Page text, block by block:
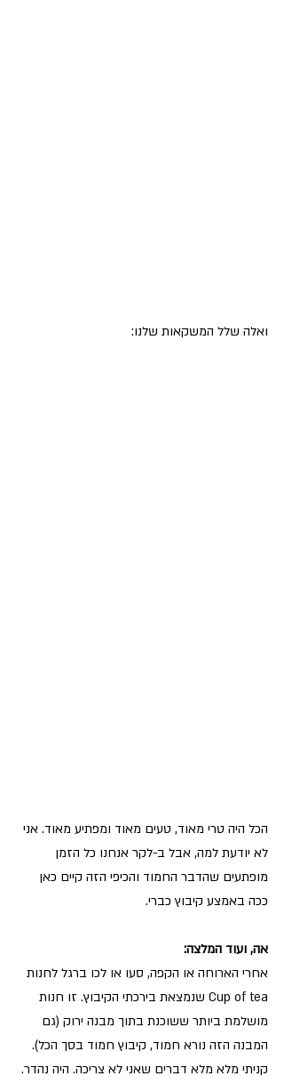
ואלה שלל המשקאות שלנו:
הכל היה טרי מאוד, טעים מאוד ומפתיע מאוד. אני
לא יודעת למה, אבל ב-לקר אנחנו כל הזמן
מופתעים שהדבר החמוד והכיפי הזה קיים כאן
ככה באמצע קיבוץ כברי.
אה, ועוד המלצה:
אחרי הארוחה או הקפה, סעו או לכו ברגל לחנות
Cup of tea שנמצאת בירכתי הקיבוץ. זו חנות
מושלמת ביותר ששוכנת בתוך מבנה ירוק (גם
המבנה הזה נורא חמוד, קיבוץ חמוד בסך הכל).
קניתי מלא מלא דברים שאני לא צריכה. היה נהדר.